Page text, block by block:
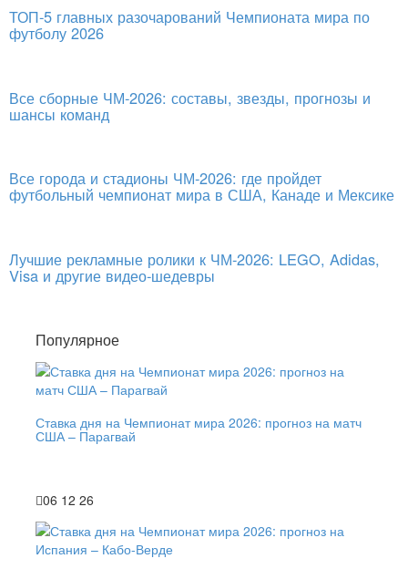
ТОП-5 главных разочарований Чемпионата мира по
футболу 2026
Все сборные ЧМ-2026: составы, звезды, прогнозы и
шансы команд
Все города и стадионы ЧМ-2026: где пройдет
футбольный чемпионат мира в США, Канаде и Мексике
Лучшие рекламные ролики к ЧМ-2026: LEGO, Adidas,
Visa и другие видео-шедевры
Популярное
Ставка дня на Чемпионат мира 2026: прогноз на матч
США – Парагвай
06 12 26